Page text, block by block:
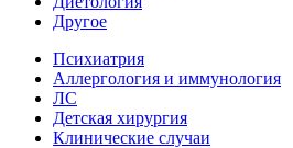
Другое
Психиатрия
Аллергология и иммунология
ЛС
Детская хирургия
Клинические случаи